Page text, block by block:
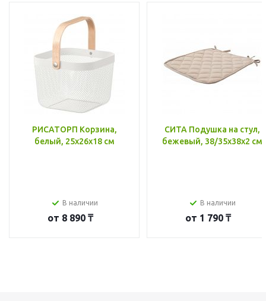
РИСАТОРП Корзина,
белый, 25x26x18 см
В наличии
от 8 890 ₸
СИТА Подушка на стул,
бежевый, 38/35x38x2 см
В наличии
от 1 790 ₸